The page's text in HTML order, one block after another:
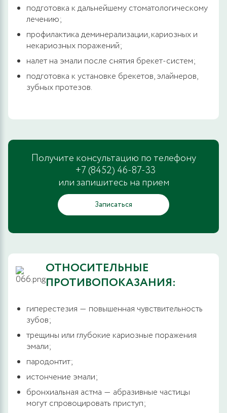
подготовка к дальнейшему стоматологическому
лечению;
профилактика деминерализации, кариозных и
некариозных поражений;
налет на эмали после снятия брекет-систем;
подготовка к установке брекетов, элайнеров,
зубных протезов.
Получите консультацию по телефону
+7 (8452) 46-87-33
или запишитесь на прием
Записаться
ОТНОСИТЕЛЬНЫЕ
ПРОТИВОПОКАЗАНИЯ:
гиперестезия ― повышенная чувствительность
зубов;
трещины или глубокие кариозные поражения
эмали;
пародонтит;
истончение эмали;
бронхиальная астма ― абразивные частицы
могут спровоцировать приступ;